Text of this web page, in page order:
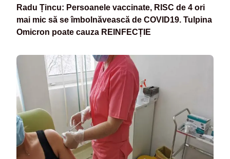
Radu Țincu: Persoanele vaccinate, RISC de 4 ori
mai mic să se îmbolnăvească de COVID19. Tulpina
Omicron poate cauza REINFECȚIE